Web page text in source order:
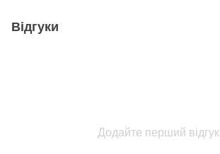
Відгуки
Додайте перший відгук